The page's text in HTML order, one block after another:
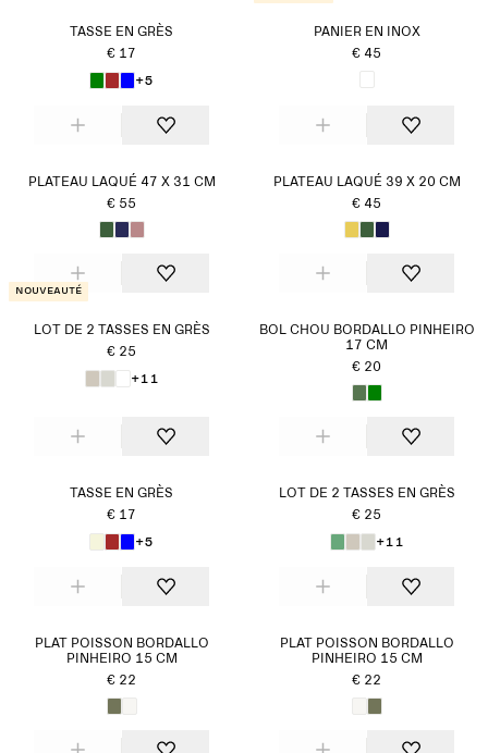
TASSE EN GRÈS
€ 17
+5
PANIER EN INOX
€ 45
PLATEAU LAQUÉ 47 X 31 CM
€ 55
PLATEAU LAQUÉ 39 X 20 CM
€ 45
Nouveauté
LOT DE 2 TASSES EN GRÈS
€ 25
+11
BOL CHOU BORDALLO PINHEIRO
17 CM
€ 20
TASSE EN GRÈS
€ 17
+5
LOT DE 2 TASSES EN GRÈS
€ 25
+11
PLAT POISSON BORDALLO
PINHEIRO 15 CM
€ 22
PLAT POISSON BORDALLO
PINHEIRO 15 CM
€ 22